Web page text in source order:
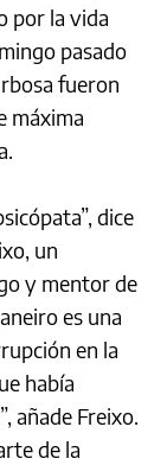
por la vida
pasado
fueron
máxima
dice
un
y mentor de
es una
en la
había
añade Freixo.
de la